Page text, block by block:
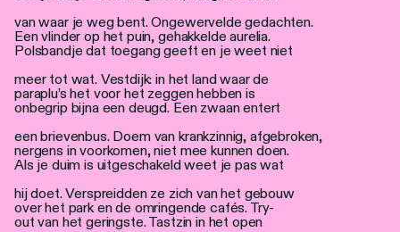
van waar je weg bent. Ongewervelde gedachten.
Een vlinder op het puin, gehakkelde aurelia.
Polsbandje dat toegang geeft en je weet niet
meer tot wat. Vestdijk: in het land waar de
paraplu’s het voor het zeggen hebben is
onbegrip bijna een deugd. Een zwaan entert
een brievenbus. Doem van krankzinnig, afgebroken,
nergens in voorkomen, niet mee kunnen doen.
Als je duim is uitgeschakeld weet je pas wat
hij doet. Verspreidden ze zich van het gebouw
over het park en de omringende cafés. Try-
out van het geringste. Tastzin in het open